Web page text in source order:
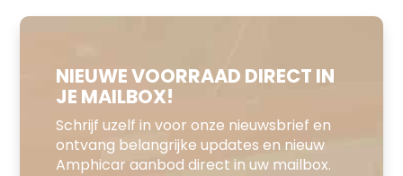
NIEUWE VOORRAAD DIRECT IN
JE MAILBOX!
Schrijf uzelf in voor onze nieuwsbrief en
ontvang belangrijke updates en nieuw
Amphicar aanbod direct in uw mailbox.